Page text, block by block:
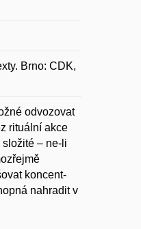
Brno: CDK,
odvozovat
rituální akce
– ne-li
koncent-
nahradit v